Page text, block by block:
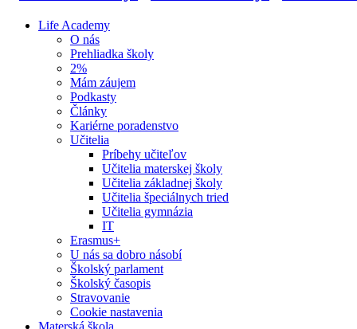
Life Academy
O nás
Prehliadka školy
2%
Mám záujem
Podkasty
Články
Kariérne poradenstvo
Učitelia
Príbehy učiteľov
Učitelia materskej školy
Učitelia základnej školy
Učitelia špeciálnych tried
Učitelia gymnázia
IT
Erasmus+
U nás sa dobro násobí
Školský parlament
Školský časopis
Stravovanie
Cookie nastavenia
Materská škola